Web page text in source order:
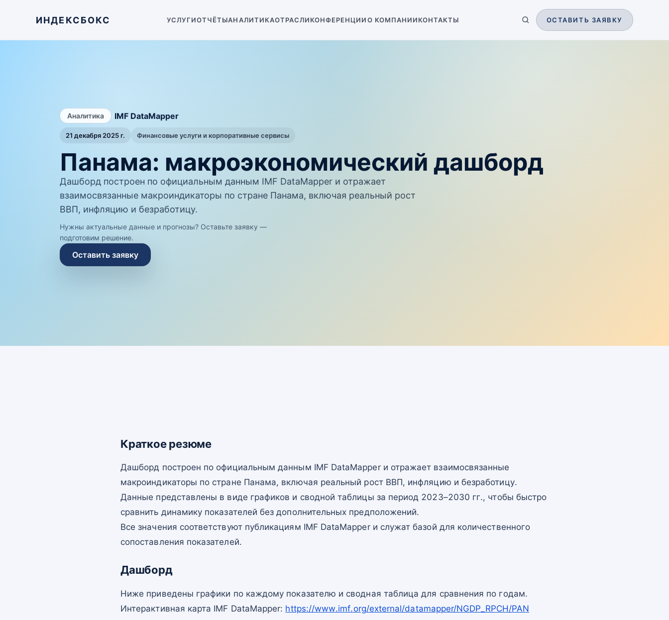
ИНДЕКСБОКС УСЛУГИОТЧЁТЫАНАЛИТИКАОТРАСЛИКОНФЕРЕНЦИИО КОМПАНИИКОНТАКТЫ ОСТАВИТЬ ЗАЯВКУ
Аналитика /IMF DataMapper
21 декабря 2025 г. Финансовые услуги и корпоративные сервисы
Панама: макроэкономический дашборд
Дашборд построен по официальным данным IMF DataMapper и отражает
взаимосвязанные макроиндикаторы по стране Панама, включая реальный рост
ВВП, инфляцию и безработицу.
Нужны актуальные данные и прогнозы? Оставьте заявку —
подготовим решение.
Оставить заявку
Краткое резюме
Дашборд построен по официальным данным IMF DataMapper и отражает взаимосвязанные
макроиндикаторы по стране Панама, включая реальный рост ВВП, инфляцию и безработицу.
Данные представлены в виде графиков и сводной таблицы за период 2023–2030 гг., чтобы быстро
сравнить динамику показателей без дополнительных предположений.
Все значения соответствуют публикациям IMF DataMapper и служат базой для количественного
сопоставления показателей.
Дашборд
Ниже приведены графики по каждому показателю и сводная таблица для сравнения по годам.
Интерактивная карта IMF DataMapper: https://www.imf.org/external/datamapper/NGDP_RPCH/PAN